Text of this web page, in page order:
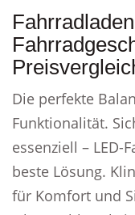
Die perfekte
Funktionalität.
essenziell –
beste Lösung.
für Komfort und